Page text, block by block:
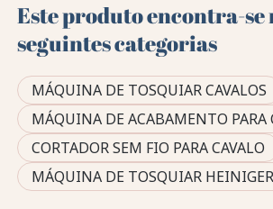
Este produto encontra-se
seguintes categorias
MÁQUINA DE TOSQUIAR CAVALOS
MÁQUINA DE ACABAMENTO PARA
CORTADOR SEM FIO PARA CAVALO
MÁQUINA DE TOSQUIAR HEINIGER